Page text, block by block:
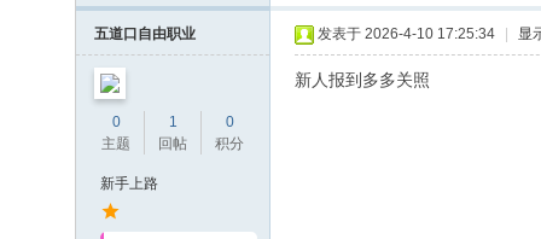
五道口自由职业
0
主题
1
回帖
0
积分
新手上路
发表于 2026-4-10 17:25:34 显
新人报到多多关照